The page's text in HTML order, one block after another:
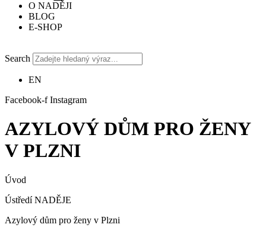
O NADĚJI
BLOG
E-SHOP
Search
EN
Facebook-f Instagram
AZYLOVÝ DŮM PRO ŽENY
V PLZNI
Úvod
Ústředí NADĚJE
Azylový dům pro ženy v Plzni